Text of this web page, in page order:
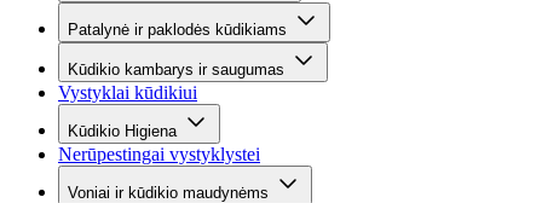
Patalynė ir paklodės kūdikiams
Kūdikio kambarys ir saugumas
Vystyklai kūdikiui
Kūdikio Higiena
Nerūpestingai vystyklystei
Voniai ir kūdikio maudynėms